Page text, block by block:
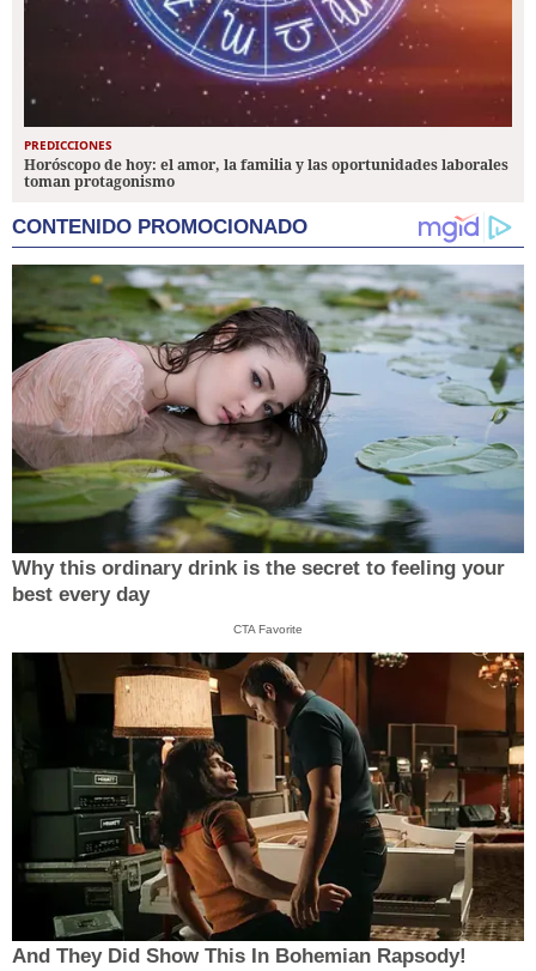
PREDICCIONES
Horóscopo de hoy: el amor, la familia y las oportunidades laborales
toman protagonismo
CONTENIDO PROMOCIONADO
Why this ordinary drink is the secret to feeling your
best every day
CTA Favorite
And They Did Show This In Bohemian Rapsody!